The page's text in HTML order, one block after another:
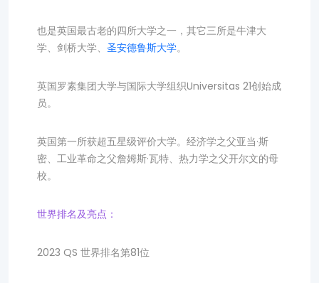
也是英国最古老的四所大学之一，其它三所是牛津大
学、剑桥大学、 圣安德鲁斯大学。
英国罗素集团大学与国际大学组织Universitas 21创始成
员。
英国第一所获超五星级评价大学。经济学之父亚当·斯
密、工业革命之父詹姆斯·瓦特、热力学之父开尔文的母
校。
世界排名及亮点：
2023 QS 世界排名第81位